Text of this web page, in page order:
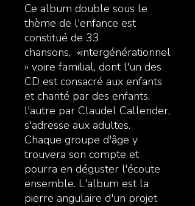
Ce album double sous le
thème de l'enfance est
constitué de 33
chansons, «intergénérationnel
» voire familial, dont l'un des
CD est consacré aux enfants
et chanté par des enfants,
l'autre par Claudel Callender,
s'adresse aux adultes.
Chaque groupe d'âge y
trouvera son compte et
pourra en déguster l'écoute
ensemble. L'album est la
pierre angulaire d'un projet